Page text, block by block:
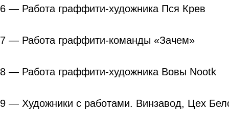
6 — Работа граффити-художника Пся Крев
7 — Работа граффити-команды «Зачем»
8 — Работа граффити-художника Вовы Nootk
9 — Художники с работами. Винзавод, Цех